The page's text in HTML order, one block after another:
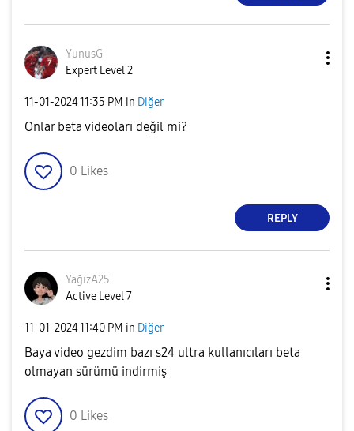
YunusG
Expert Level 2
‎11-01-202411:35 PM in Diğer
Onlar beta videoları değil mi?
0 Likes
REPLY
YağızA25
Active Level 7
‎11-01-202411:40 PM in Diğer
Baya video gezdim bazı s24 ultra kullanıcıları beta
olmayan sürümü indirmiş
0 Likes